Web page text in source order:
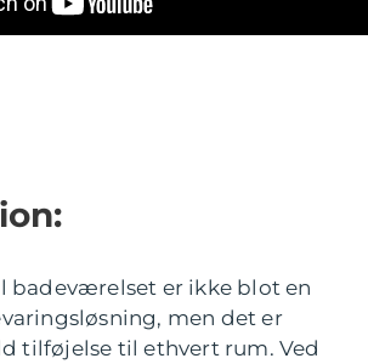
badeværelset er ikke blot en
men det er
tilføjelse til ethvert rum. Ved